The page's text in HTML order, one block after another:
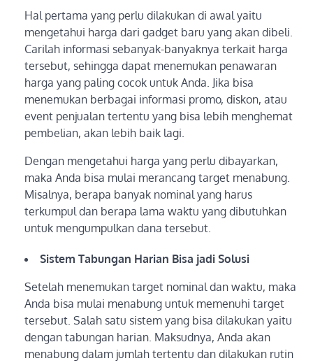
Hal pertama yang perlu dilakukan di awal yaitu
mengetahui harga dari gadget baru yang akan dibeli.
Carilah informasi sebanyak-banyaknya terkait harga
tersebut, sehingga dapat menemukan penawaran
harga yang paling cocok untuk Anda. Jika bisa
menemukan berbagai informasi promo, diskon, atau
event penjualan tertentu yang bisa lebih menghemat
pembelian, akan lebih baik lagi.
Dengan mengetahui harga yang perlu dibayarkan,
maka Anda bisa mulai merancang target menabung.
Misalnya, berapa banyak nominal yang harus
terkumpul dan berapa lama waktu yang dibutuhkan
untuk mengumpulkan dana tersebut.
Sistem Tabungan Harian Bisa jadi Solusi
Setelah menemukan target nominal dan waktu, maka
Anda bisa mulai menabung untuk memenuhi target
tersebut. Salah satu sistem yang bisa dilakukan yaitu
dengan tabungan harian. Maksudnya, Anda akan
menabung dalam jumlah tertentu dan dilakukan rutin